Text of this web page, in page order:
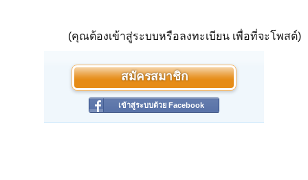
(คุณต้องเข้าสู่ระบบหรือลงทะเบียน เพื่อที่จะโพสต์)
สมัครสมาชิก
เข้าสู่ระบบด้วย Facebook